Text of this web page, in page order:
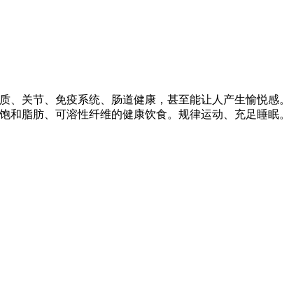
关节、免疫系统、肠道健康，甚至能让人产生愉悦感。
脂肪、可溶性纤维的健康饮食。规律运动、充足睡眠。